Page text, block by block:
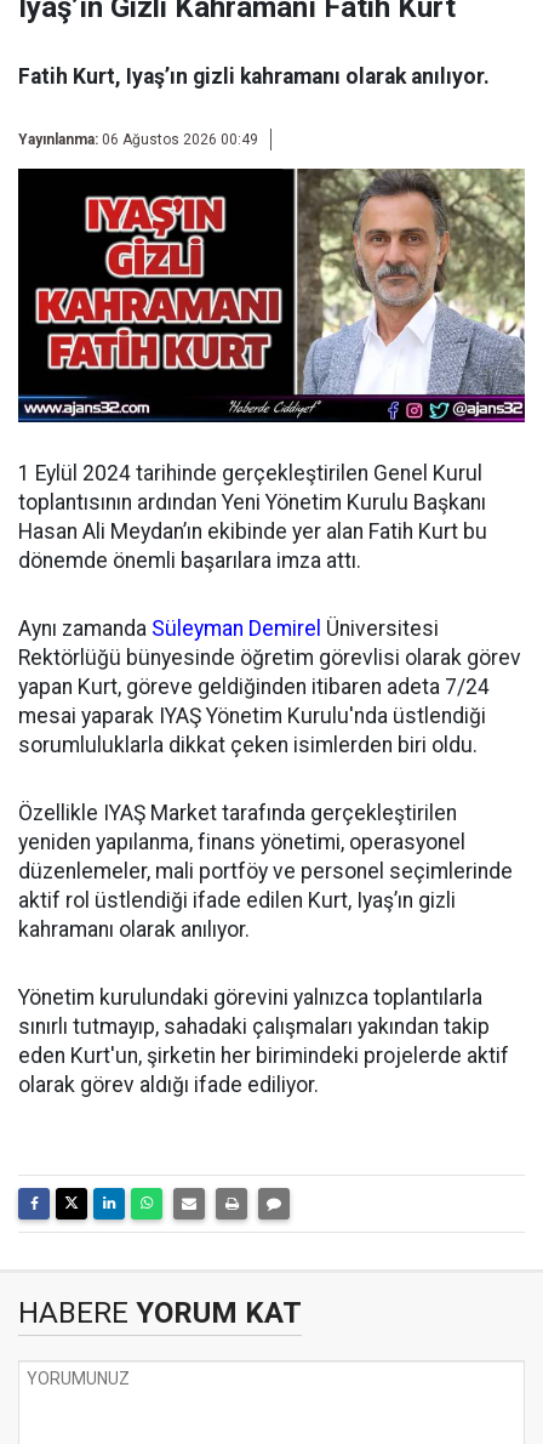
Iyaş’ın Gizli Kahramanı Fatih Kurt
Fatih Kurt, Iyaş’ın gizli kahramanı olarak anılıyor.
Yayınlanma: 06 Ağustos 2026 00:49
1 Eylül 2024 tarihinde gerçekleştirilen Genel Kurul
toplantısının ardından Yeni Yönetim Kurulu Başkanı
Hasan Ali Meydan’ın ekibinde yer alan Fatih Kurt bu
dönemde önemli başarılara imza attı.
Aynı zamanda Süleyman Demirel Üniversitesi
Rektörlüğü bünyesinde öğretim görevlisi olarak görev
yapan Kurt, göreve geldiğinden itibaren adeta 7/24
mesai yaparak IYAŞ Yönetim Kurulu'nda üstlendiği
sorumluluklarla dikkat çeken isimlerden biri oldu.
Özellikle IYAŞ Market tarafında gerçekleştirilen
yeniden yapılanma, finans yönetimi, operasyonel
düzenlemeler, mali portföy ve personel seçimlerinde
aktif rol üstlendiği ifade edilen Kurt, Iyaş’ın gizli
kahramanı olarak anılıyor.
Yönetim kurulundaki görevini yalnızca toplantılarla
sınırlı tutmayıp, sahadaki çalışmaları yakından takip
eden Kurt'un, şirketin her birimindeki projelerde aktif
olarak görev aldığı ifade ediliyor.
HABERE YORUM KAT